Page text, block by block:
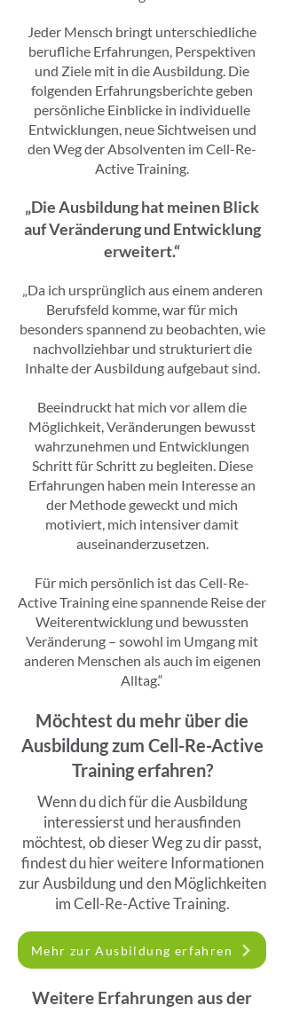
Jeder Mensch bringt unterschiedliche
berufliche Erfahrungen, Perspektiven
und Ziele mit in die Ausbildung. Die
folgenden Erfahrungsberichte geben
persönliche Einblicke in individuelle
Entwicklungen, neue Sichtweisen und
den Weg der Absolventen im Cell-Re-
Active Training.
„Die Ausbildung hat meinen Blick
auf Veränderung und Entwicklung
erweitert.“
„Da ich ursprünglich aus einem anderen
Berufsfeld komme, war für mich
besonders spannend zu beobachten, wie
nachvollziehbar und strukturiert die
Inhalte der Ausbildung aufgebaut sind.
Beeindruckt hat mich vor allem die
Möglichkeit, Veränderungen bewusst
wahrzunehmen und Entwicklungen
Schritt für Schritt zu begleiten. Diese
Erfahrungen haben mein Interesse an
der Methode geweckt und mich
motiviert, mich intensiver damit
auseinanderzusetzen.
Für mich persönlich ist das Cell-Re-
Active Training eine spannende Reise der
Weiterentwicklung und bewussten
Veränderung – sowohl im Umgang mit
anderen Menschen als auch im eigenen
Alltag.“
Möchtest du mehr über die
Ausbildung zum Cell-Re-Active
Training erfahren?
Wenn du dich für die Ausbildung
interessierst und herausfinden
möchtest, ob dieser Weg zu dir passt,
findest du hier weitere Informationen
zur Ausbildung und den Möglichkeiten
im Cell-Re-Active Training.
Mehr zur Ausbildung erfahren
Weitere Erfahrungen aus der